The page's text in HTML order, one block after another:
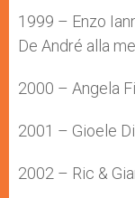
1999 – Enzo
De André alla
2000 – Angela
2001 – Gioele
2002 – Ric &